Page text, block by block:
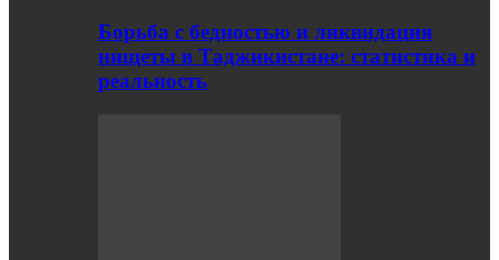
Борьба с бедностью и ликвидация
нищеты в Таджикистане: статистика и
реальность